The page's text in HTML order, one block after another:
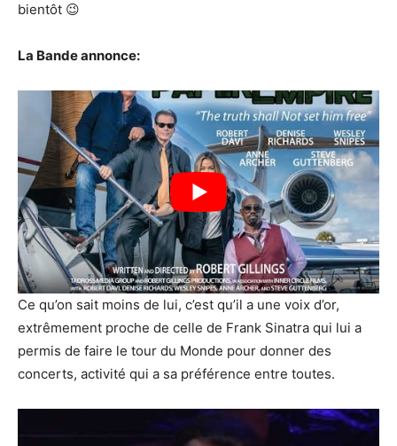
bientôt 😉
La Bande annonce:
Ce qu’on sait moins de lui, c’est qu’il a une voix d’or,
extrêmement proche de celle de Frank Sinatra qui lui a
permis de faire le tour du Monde pour donner des
concerts, activité qui a sa préférence entre toutes.